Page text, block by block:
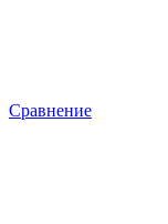
Сравнение